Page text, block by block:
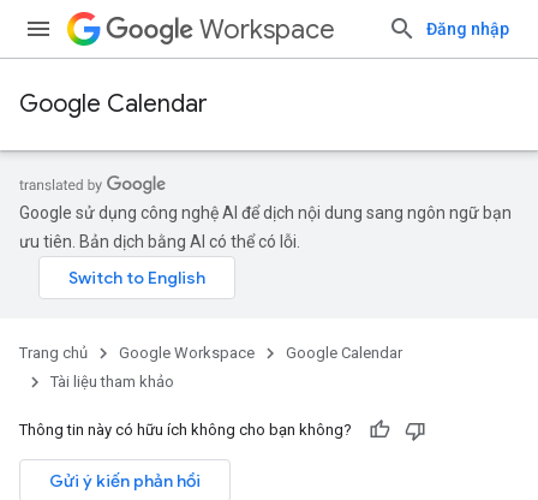
Workspace Đăng nhập
Google Calendar
Google sử dụng công nghệ AI để dịch nội dung sang ngôn ngữ bạn
ưu tiên. Bản dịch bằng AI có thể có lỗi.
Trang chủ Google Workspace
Google Calendar
Tài liệu tham khảo
Thông tin này có hữu ích không cho bạn không?
Gửi ý kiến phản hồi